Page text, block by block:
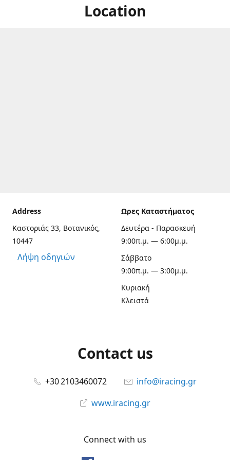
Location
Address
Καστοριάς 33, Βοτανικός,
10447
Λήψη οδηγιών
Ωρες Καταστήματος
Δευτέρα - Παρασκευή
9:00π.μ. — 6:00μ.μ.
Σάββατο
9:00π.μ. — 3:00μ.μ.
Κυριακή
Κλειστά
Contact us
+30 2103460072
info@iracing.gr
www.iracing.gr
Connect with us